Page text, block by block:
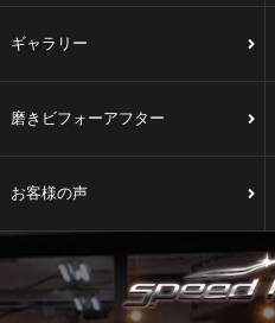
ギャラリー
磨きビフォーアフター
お客様の声